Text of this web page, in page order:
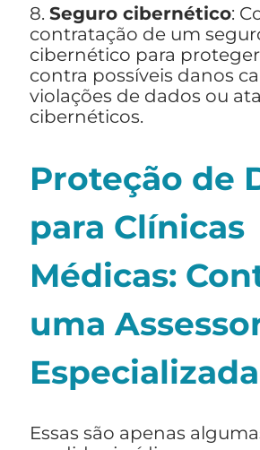
8. Seguro cibernético:
contratação de um
cibernético para
contra possíveis danos
violações de dados ou
cibernéticos.
Proteção de
para Clínicas
Médicas:
uma
Especializada
Essas são apenas